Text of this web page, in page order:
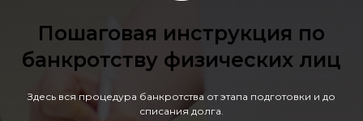
Пошаговая инструкция по
банкротству физических лиц
Здесь вся процедура банкротства от этапа подготовки и до
списания долга.